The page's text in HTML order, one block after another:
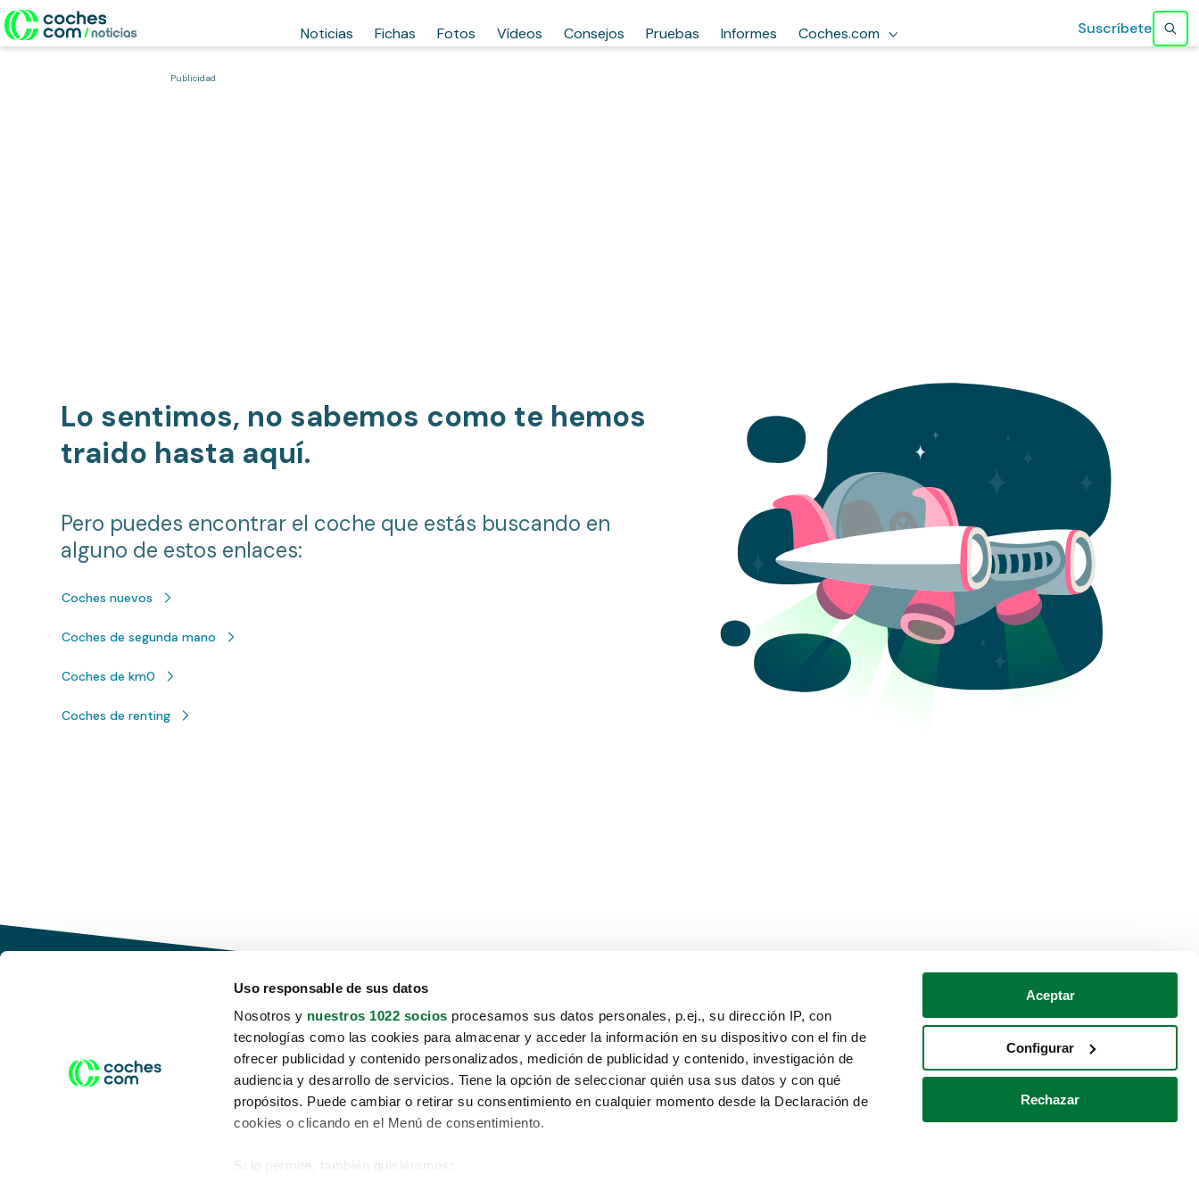
Uso responsable de sus datos
Nosotros y nuestros 1022 socios procesamos sus datos personales, p.ej., su dirección IP, con
tecnologías como las cookies para almacenar y acceder la información en su dispositivo con el fin de
ofrecer publicidad y contenido personalizados, medición de publicidad y contenido, investigación de
audiencia y desarrollo de servicios. Tiene la opción de seleccionar quién usa sus datos y con qué
propósitos. Puede cambiar o retirar su consentimiento en cualquier momento desde la Declaración de
cookies o clicando en el Menú de consentimiento.
Si lo permite, también quisiéramos:
Aceptar
Configurar
Rechazar
Noticias Fichas Fotos Vídeos Consejos Pruebas Informes Coches.com Suscríbete
Publicidad
Lo sentimos, no sabemos como te hemos
traido hasta aquí.
Pero puedes encontrar el coche que estás buscando en
alguno de estos enlaces:
Coches nuevos
Coches de segunda mano
Coches de km0
Coches de renting
Conduce tu futuro,
desata tu movilidad